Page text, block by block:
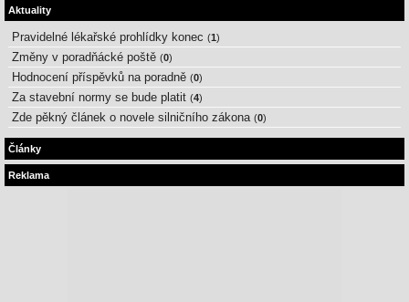
Aktuality
Pravidelné lékařské prohlídky konec (1)
Změny v poradňácké poště (0)
Hodnocení příspěvků na poradně (0)
Za stavební normy se bude platit (4)
Zde pěkný článek o novele silničního zákona (0)
Články
Reklama